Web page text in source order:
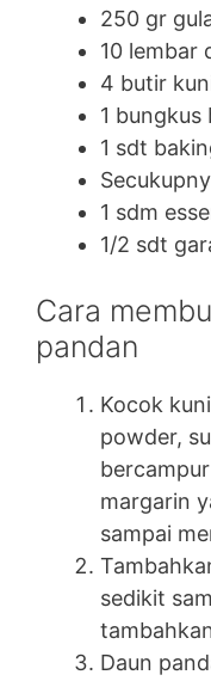
250 gr
10 lembar
4 butir
1 bungkus
1 sdt
1 sdm
1/2 sdt
Cara
pandan
Kocok
powder,
margarin
sampai
sedikit
Daun